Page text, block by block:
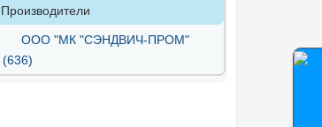
Производители
ООО "МК "СЭНДВИЧ-ПРОМ"
(636)